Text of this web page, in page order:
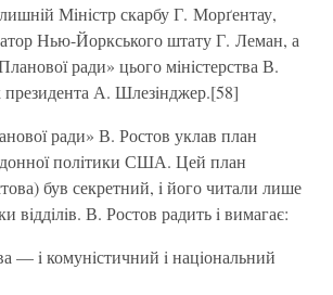
Мiнiстр скарбу Г. Морґентау,
Нью-Йоркського штату Г. Леман, а
ради» цього мiнiстерства В.
президента А. Шлезiнджер.[58]
ради» В. Ростов уклав план
полiтики США. Цей план
був секретний, i його читали лише
вiддiлiв. В. Ростов радить i вимагає:
— i комунiстичний i нацiональний